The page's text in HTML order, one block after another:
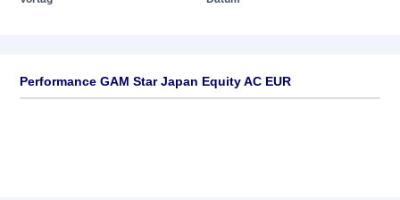
Performance GAM Star Japan Equity AC EUR